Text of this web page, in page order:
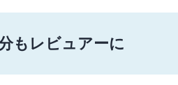
もレビュアーに